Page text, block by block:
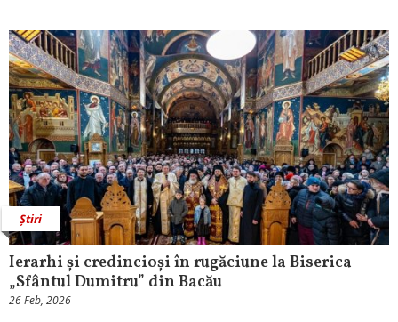
Știri
Ierarhi și credincioși în rugăciune la Biserica
„Sfântul Dumitru” din Bacău
26 Feb, 2026